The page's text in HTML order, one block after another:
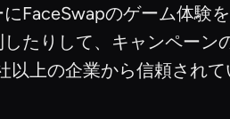
FaceSwapのゲーム体験
たりして、キャンペー
上の企業から信頼され